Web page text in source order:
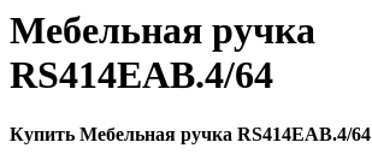
Мебельная ручка
RS414EAB.4/64
Купить Мебельная ручка RS414EAB.4/64